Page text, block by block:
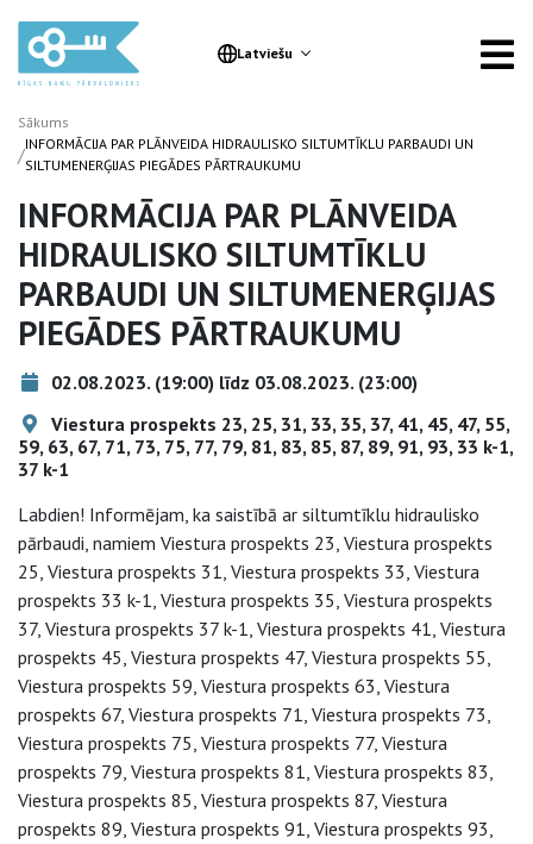
Latviešu
Sākums
/INFORMĀCIJA PAR PLĀNVEIDA HIDRAULISKO SILTUMTĪKLU PARBAUDI UN
SILTUMENERĢIJAS PIEGĀDES PĀRTRAUKUMU
INFORMĀCIJA PAR PLĀNVEIDA
HIDRAULISKO SILTUMTĪKLU
PARBAUDI UN SILTUMENERĢIJAS
PIEGĀDES PĀRTRAUKUMU
02.08.2023. (19:00) līdz 03.08.2023. (23:00)
Viestura prospekts 23, 25, 31, 33, 35, 37, 41, 45, 47, 55,
59, 63, 67, 71, 73, 75, 77, 79, 81, 83, 85, 87, 89, 91, 93, 33 k-1,
37 k-1
Labdien! Informējam, ka saistībā ar siltumtīklu hidraulisko
pārbaudi, namiem Viestura prospekts 23, Viestura prospekts
25, Viestura prospekts 31, Viestura prospekts 33, Viestura
prospekts 33 k-1, Viestura prospekts 35, Viestura prospekts
37, Viestura prospekts 37 k-1, Viestura prospekts 41, Viestura
prospekts 45, Viestura prospekts 47, Viestura prospekts 55,
Viestura prospekts 59, Viestura prospekts 63, Viestura
prospekts 67, Viestura prospekts 71, Viestura prospekts 73,
Viestura prospekts 75, Viestura prospekts 77, Viestura
prospekts 79, Viestura prospekts 81, Viestura prospekts 83,
Viestura prospekts 85, Viestura prospekts 87, Viestura
prospekts 89, Viestura prospekts 91, Viestura prospekts 93,